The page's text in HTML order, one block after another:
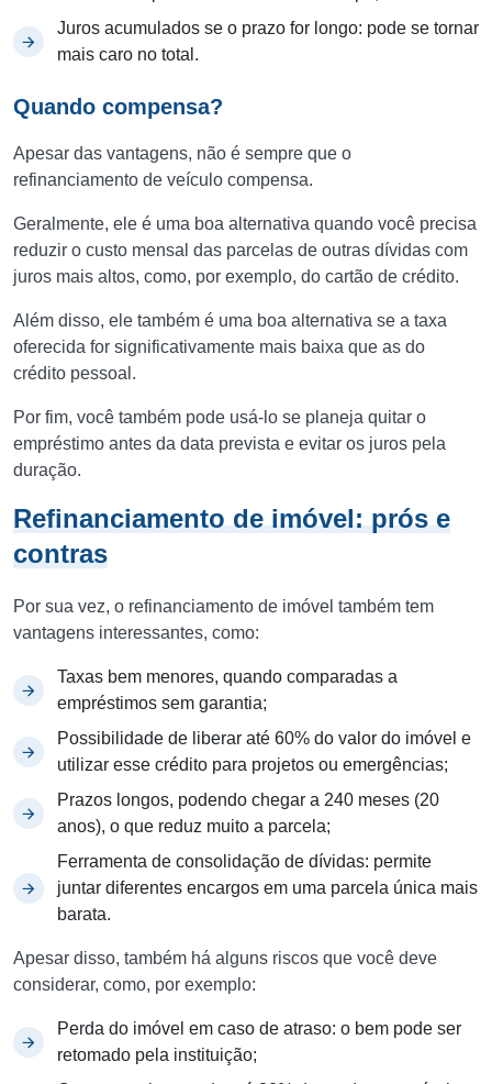
Juros acumulados se o prazo for longo: pode se tornar
mais caro no total.
Quando compensa?
Apesar das vantagens, não é sempre que o
refinanciamento de veículo compensa.
Geralmente, ele é uma boa alternativa quando você precisa
reduzir o custo mensal das parcelas de outras dívidas com
juros mais altos, como, por exemplo, do cartão de crédito.
Além disso, ele também é uma boa alternativa se a taxa
oferecida for significativamente mais baixa que as do
crédito pessoal.
Por fim, você também pode usá-lo se planeja quitar o
empréstimo antes da data prevista e evitar os juros pela
duração.
Refinanciamento de imóvel: prós e
contras
Por sua vez, o refinanciamento de imóvel também tem
vantagens interessantes, como:
Taxas bem menores, quando comparadas a
empréstimos sem garantia;
Possibilidade de liberar até 60% do valor do imóvel e
utilizar esse crédito para projetos ou emergências;
Prazos longos, podendo chegar a 240 meses (20
anos), o que reduz muito a parcela;
Ferramenta de consolidação de dívidas: permite
juntar diferentes encargos em uma parcela única mais
barata.
Apesar disso, também há alguns riscos que você deve
considerar, como, por exemplo:
Perda do imóvel em caso de atraso: o bem pode ser
retomado pela instituição;